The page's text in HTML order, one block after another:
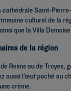
cathédrale Saint-
culturel de la
que la Villa
de la région
Reims ou de Troyes,
aussi l’œuf poché au
crème.